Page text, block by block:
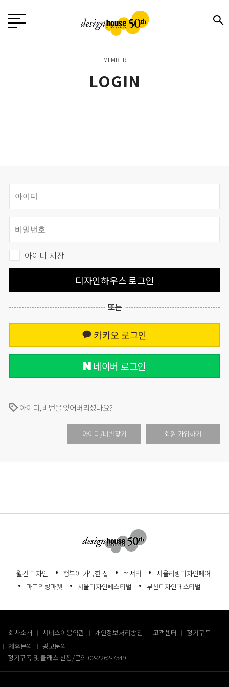
MEMBER
LOGIN
아이디 저장
디자인하우스 로그인
또는
카카오 로그인
네이버 로그인
아이디, 비번을 잊어버리셨나요?
회원 가입하기
아이디/비번찾기
월간 디자인 행복이 가득한 집 럭셔리
서울리빙디자인페어
마곡리빙마켓
서울디자인페스티벌 부산디자인페스티벌
회사소개 서비스이용약관 개인정보처리방침 고객센터
정기구독
제휴문의
광고문의
정기구독 및 클래스 신청/문의 02-2262-7349